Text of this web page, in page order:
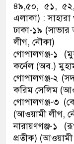
৪৯,৫০, ৫১, ৫২,
এলাকা) :
ঢাকা-১৯
লীগ, নৌকা)
গোপালগঞ্জ-১
কর্নেল (অব.)
গোপালগঞ্জ-২
করিম সেলিম
গোপালগঞ্জ-৩
(আওয়ামী লীগ,
নারায়ণগঞ্জ-১
প্রতীক)